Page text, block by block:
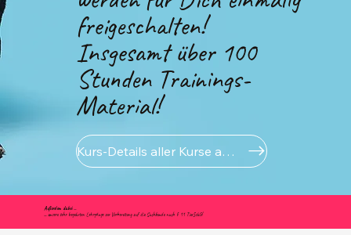
Kurs-Details aller Kurse ansehen
freigeschalten!
Insgesamt über 100
Stunden Trainings-
Material!
Außerdem dabei ...
... unsere sehr begehrten Lehrgänge zur Vorbereitung auf die Sachkunde nach § 11 TierSchG!